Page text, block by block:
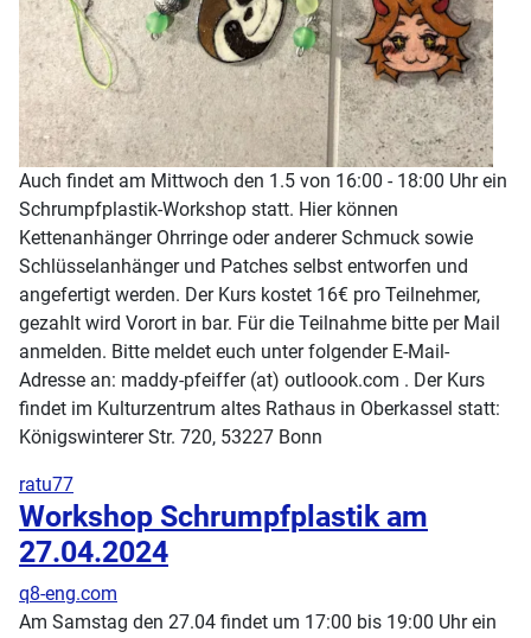
Auch findet am Mittwoch den 1.5 von 16:00 - 18:00 Uhr ein
Schrumpfplastik-Workshop statt. Hier können
Kettenanhänger Ohrringe oder anderer Schmuck sowie
Schlüsselanhänger und Patches selbst entworfen und
angefertigt werden. Der Kurs kostet 16€ pro Teilnehmer,
gezahlt wird Vorort in bar. Für die Teilnahme bitte per Mail
anmelden. Bitte meldet euch unter folgender E-Mail-
Adresse an: maddy-pfeiffer (at) outloook.com . Der Kurs
findet im Kulturzentrum altes Rathaus in Oberkassel statt:
Königswinterer Str. 720, 53227 Bonn
ratu77
Workshop Schrumpfplastik am
27.04.2024
q8-eng.com
Am Samstag den 27.04 findet um 17:00 bis 19:00 Uhr ein